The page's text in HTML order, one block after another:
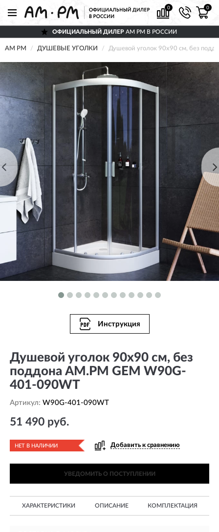
0 0
ОФИЦИАЛЬНЫЙ ДИЛЕР AM PM В РОССИИ
AM PM ДУШЕВЫЕ УГОЛКИ Душевой уголок 90х90 см, без
Инструкция
Душевой уголок 90х90 см, без
поддона AM.PM GEM W90G-
401-090WT
Артикул: W90G-401-090WT
51 490 руб.
НЕТ В НАЛИЧИИ Добавить к сравнению
УВЕДОМИТЬ О ПОСТУПЛЕНИИ
ХАРАКТЕРИСТИКИ ОПИСАНИЕ КОМПЛЕКТАЦИЯ